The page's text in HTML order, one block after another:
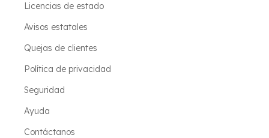
Licencias de estado
Avisos estatales
Quejas de clientes
Política de privacidad
Seguridad
Ayuda
Contáctanos